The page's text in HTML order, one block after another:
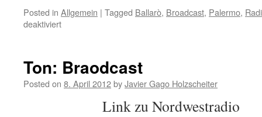
Posted in Allgemein | Tagged Ballarò, Broadcast, Palermo,
deaktiviert
Ton: Braodcast
Posted on 8. April 2012byJavier Gago Holzscheiter
Link zu Nordwestradio